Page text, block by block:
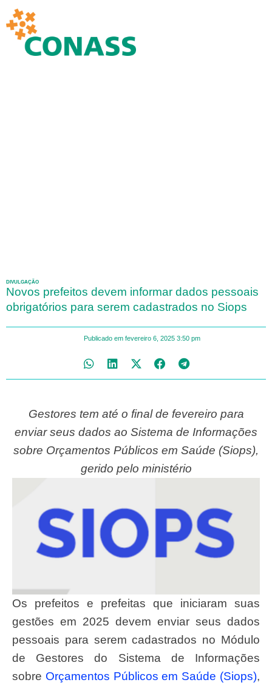
DIVULGAÇÃO
Novos prefeitos devem informar dados pessoais
obrigatórios para serem cadastrados no Siops
Publicado em fevereiro 6, 2025 3:50 pm
Gestores tem até o final de fevereiro para
enviar seus dados ao Sistema de Informações
sobre Orçamentos Públicos em Saúde (Siops),
gerido pelo ministério
Os prefeitos e prefeitas que iniciaram suas
gestões em 2025 devem enviar seus dados
pessoais para serem cadastrados no Módulo
de Gestores do Sistema de Informações
sobre Orçamentos Públicos em Saúde (Siops),